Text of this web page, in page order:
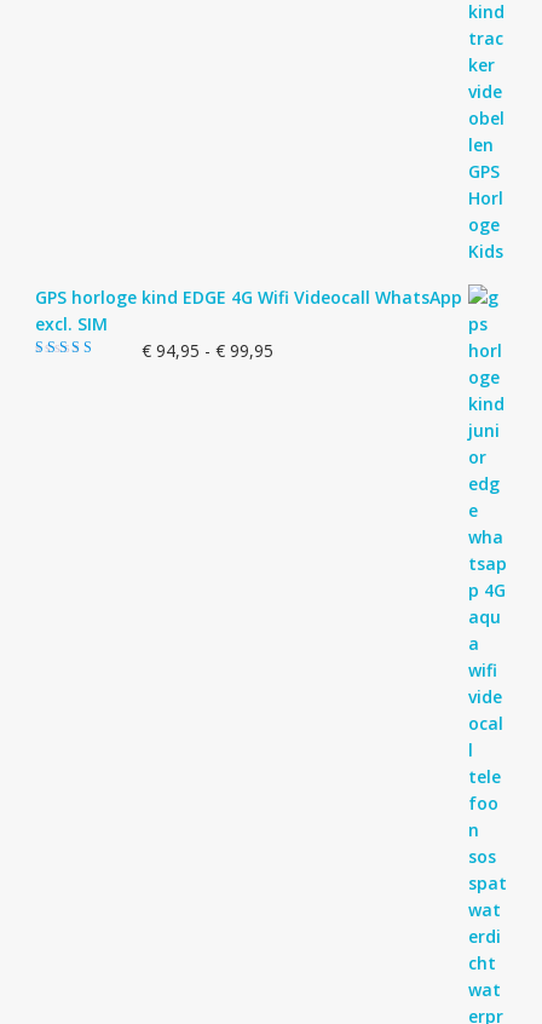
GPS horloge kind EDGE 4G Wifi Videocall WhatsApp
excl. SIM
€94,95 - €99,95Prijsklasse: